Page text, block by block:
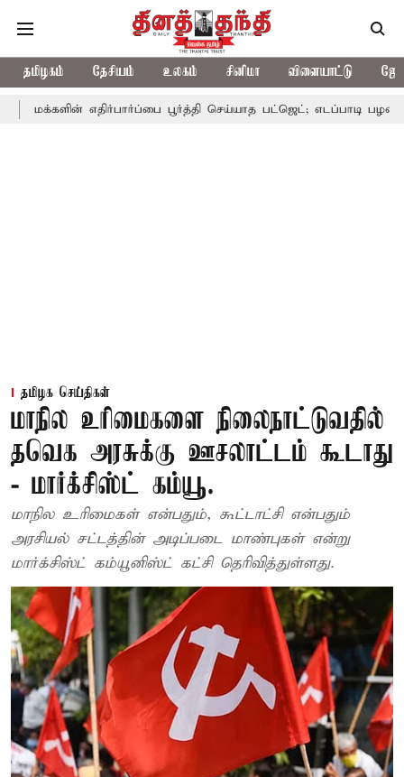
தமிழகம் தேசியம் உலகம் சினிமா விளையாட்டு
எதிர்பார்ப்பை பூர்த்தி செய்யாத பட்ஜெட்; எடப்பாடி பழனிசாமி
தமிழக செய்திகள்
மாநில உரிமைகளை நிலைநாட்டுவதில்
தவெக அரசுக்கு ஊசலாட்டம் கூடாது
- மார்க்சிஸ்ட் கம்யூ.
மாநில உரிமைகள் என்பதும், கூட்டாட்சி என்பதும்
அரசியல் சட்டத்தின் அடிப்படை மாண்புகள் என்று
மார்க்சிஸ்ட் கம்யூனிஸ்ட் கட்சி தெரிவித்துள்ளது.